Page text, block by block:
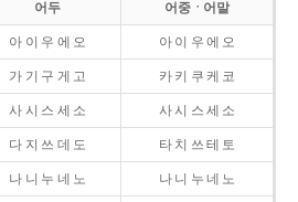
어두 어중ㆍ어말
아 이 우 에 오 아 이 우 에 오
가 기 구 게 고 카 키 쿠 케 코
사 시 스 세 소 사 시 스 세 소
다 지 쓰 데 도 타 치 쓰 테 토
나 니 누 네 노 나 니 누 네 노